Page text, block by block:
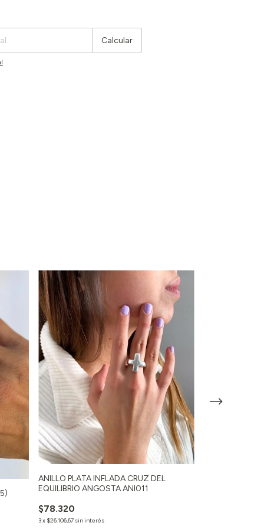
Calcular
ANILLO PLATA INFLADA CRUZ DEL
EQUILIBRIO ANGOSTA ANI011
$78.320
3x $26.106,67 sin interés